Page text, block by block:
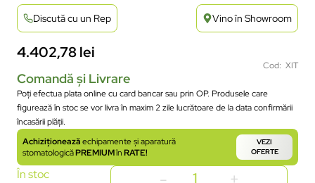
Discută cu un Rep Vino în Showroom
4.402,78lei
Cod: XIT
Comandă și Livrare
Poți efectua plata online cu card bancar sau prin OP. Produsele care
figurează în stoc se vor livra în maxim 2 zile lucrătoare de la data confirmării
încasării plății.
Achiziționeazăechipamente și aparatură
stomatologicăPREMIUMînRATE!
VEZI
OFERTE
În stoc